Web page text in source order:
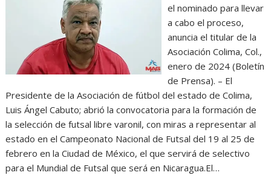
el nominado para llevar
a cabo el proceso,
anuncia el titular de la
Asociación Colima, Col.,
enero de 2024 (Boletín
de Prensa). – El
Presidente de la Asociación de fútbol del estado de Colima,
Luis Ángel Cabuto; abrió la convocatoria para la formación de
la selección de futsal libre varonil, con miras a representar al
estado en el Campeonato Nacional de Futsal del 19 al 25 de
febrero en la Ciudad de México, el que servirá de selectivo
para el Mundial de Futsal que será en Nicaragua.El…